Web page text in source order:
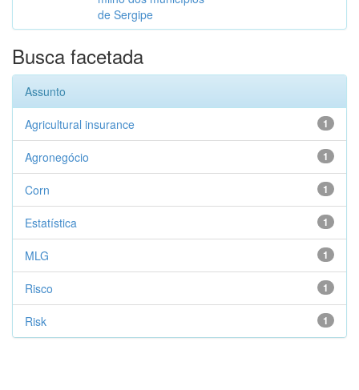
de Sergipe
Busca facetada
Assunto
1
Agricultural insurance
1
Agronegócio
1
Corn
1
Estatística
1
MLG
1
Risco
1
Risk